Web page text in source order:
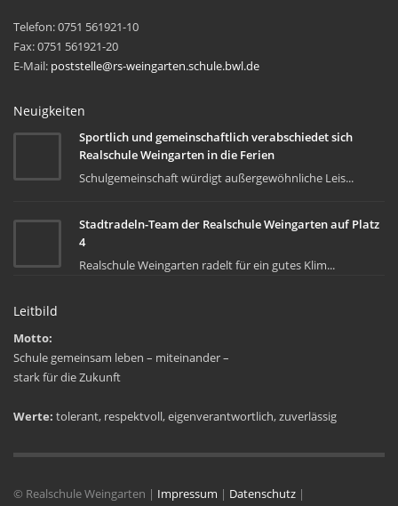
Telefon: 0751 561921-10
Fax: 0751 561921-20
E-Mail: poststelle@rs-weingarten.schule.bwl.de
Neuigkeiten
Sportlich und gemeinschaftlich verabschiedet sich
Realschule Weingarten in die Ferien
Schulgemeinschaft würdigt außergewöhnliche Leis...
Stadtradeln-Team der Realschule Weingarten auf Platz
4
Realschule Weingarten radelt für ein gutes Klim...
Leitbild
Motto:
Schule gemeinsam leben – miteinander –
stark für die Zukunft
Werte: tolerant, respektvoll, eigenverantwortlich, zuverlässig
© Realschule Weingarten | Impressum | Datenschutz |